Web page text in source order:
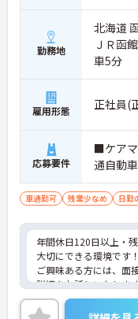
勤務地
北海道
ＪＲ函
車5分
雇用形態 正社員(
応募要件
■ケア
通自動
車通勤可 残業少なめ 日勤
年間休日120日以上・
大切にできる環境です！
ご興味ある方には、面
詳細をお話しいたしま
い！